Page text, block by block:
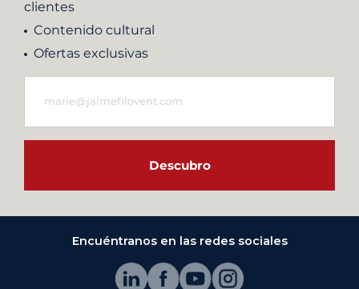
clientes
Contenido cultural
Ofertas exclusivas
Descubro
Encuéntranos en las redes sociales